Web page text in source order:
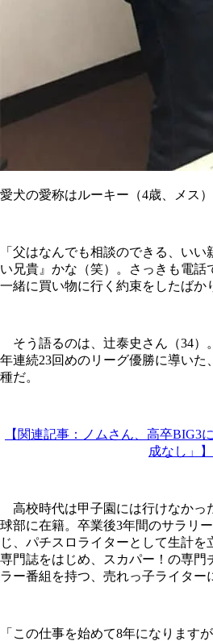
愛犬の愛称はルーキー（4歳、メス）
「父はなんでも相談のできる、い
い兄貴』かな（笑）。さっきも電話
一緒に買い物に行く約束をしたばか
そう語るのは、辻泰史さん（34）
年連続23回めのリーグ優勝に導いた
種だ。
【関連記事：ノムさん、高卒BIG3
成なし」】
高校時代は甲子園には行けなかっ
球部に在籍。卒業後3年間のサラリ
じ、パチスロライターとして生計を
専門誌をはじめ、スカパー！の専門
ラー番組を持つ、売れっ子ライター
「この仕事を始めて8年になります